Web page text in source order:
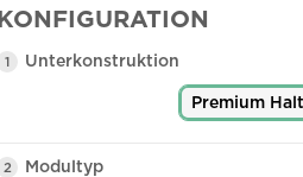
KONFIGURATION
1 Unterkonstruktion
Premium
2 Modultyp